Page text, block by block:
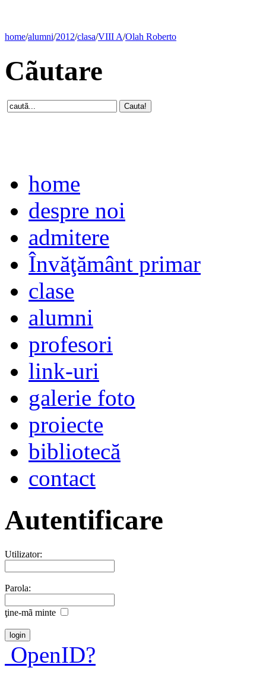
home/alumni/2012/clasa/VIII A/Olah Roberto
Cãutare
home
despre noi
admitere
Învăţământ primar
clase
alumni
profesori
link-uri
galerie foto
proiecte
bibliotecă
contact
Autentificare
Utilizator:
Parola:
ţine-mã minte
OpenID?